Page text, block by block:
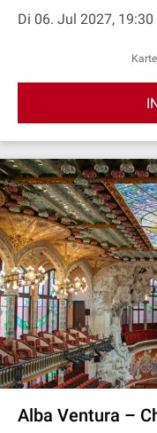
Di 06. Jul 2027, 19:30
Alba Ventura –